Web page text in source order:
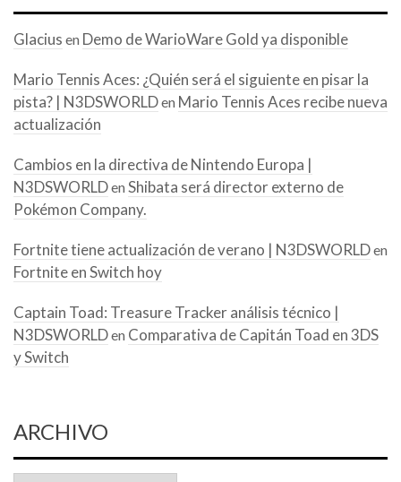
Glacius en Demo de WarioWare Gold ya disponible
Mario Tennis Aces: ¿Quién será el siguiente en pisar la
pista? | N3DSWORLDen Mario Tennis Aces recibe nueva
actualización
Cambios en la directiva de Nintendo Europa |
N3DSWORLDen Shibata será director externo de
Pokémon Company.
Fortnite tiene actualización de verano | N3DSWORLDen
Fortnite en Switch hoy
Captain Toad: Treasure Tracker análisis técnico |
N3DSWORLDen Comparativa de Capitán Toad en 3DS
y Switch
ARCHIVO